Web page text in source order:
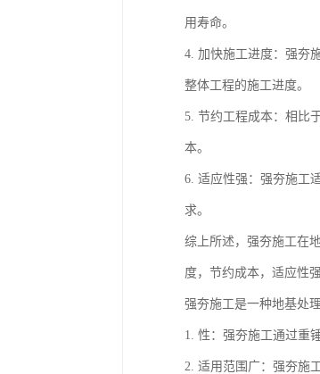
用寿命。
4. 加快施工进度：强夯
整体工程的施工进度。
5. 节约工程成本：相比
本。
6. 适应性强：强夯施工
求。
综上所述，强夯施工在
度，节约成本，适应性
强夯施工是一种地基处
1. 性：强夯施工通过重
2. 适用范围广：强夯施